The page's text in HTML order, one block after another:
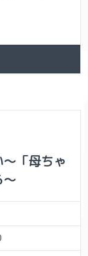
「母ちゃ
〜